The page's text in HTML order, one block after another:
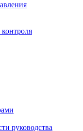
руководства